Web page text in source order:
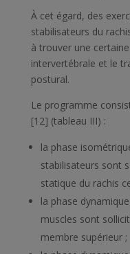
À cet égard, des
stabilisateurs du
à trouver une
intervertébrale et le
postural.
Le programme
[12] (tableau III) :
la phase
stabilisateurs sont
statique du rachis
la phase
muscles sont
membre supérieur ;